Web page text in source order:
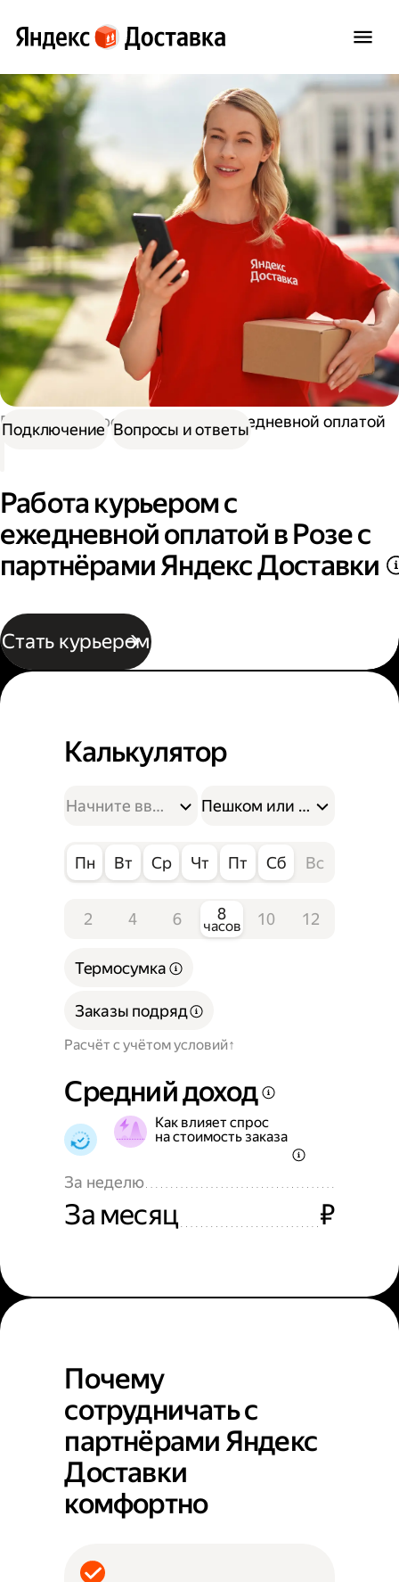
Работа курьером Курьер с ежедневной оплатой
Работа курьером с
ежедневной оплатой в Розе с
партнёрами Яндекс Доставки
Стать курьером
Подключение Вопросы и ответы
Калькулятор
Пешком или на
Пн Вт Ср Чт Пт Сб Вс
2 4 6 8
часов 10 12
Расчёт с учётом условий
Термосумка
Заказы подряд
Средний доход
Как влияет спрос
на стоимость заказа
За неделю
За месяц ₽
Почему
сотрудничать с
партнёрами Яндекс
Доставки
комфортно